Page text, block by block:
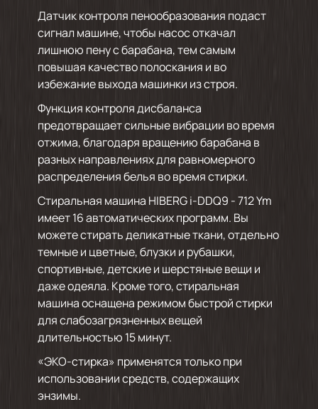
Датчик контроля пенообразования подаст
сигнал машине, чтобы насос откачал
лишнюю пену с барабана, тем самым
повышая качество полоскания и во
избежание выхода машинки из строя.
Функция контроля дисбаланса
предотвращает сильные вибрации во время
отжима, благодаря вращению барабана в
разных направлениях для равномерного
распределения белья во время стирки.
Стиральная машина HIBERG i-DDQ9 - 712 Ym
имеет 16 автоматических программ. Вы
можете стирать деликатные ткани, отдельно
темные и цветные, блузки и рубашки,
спортивные, детские и шерстяные вещи и
даже одеяла. Кроме того, стиральная
машина оснащена режимом быстрой стирки
для слабозагрязненных вещей
длительностью 15 минут.
«ЭКО-стирка» применятся только при
использовании средств, содержащих
энзимы.